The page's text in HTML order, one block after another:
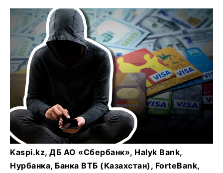
Kaspi.kz, ДБ АО «Сбербанк», Halyk Bank,
Нурбанка, Банка ВТБ (Казахстан), ForteBank,